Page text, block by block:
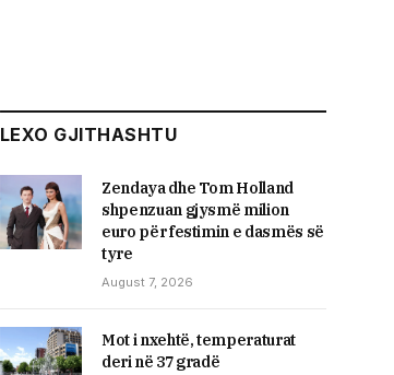
LEXO GJITHASHTU
Zendaya dhe Tom Holland
shpenzuan gjysmë milion
euro për festimin e dasmës së
tyre
August 7, 2026
Mot i nxehtë, temperaturat
deri në 37 gradë